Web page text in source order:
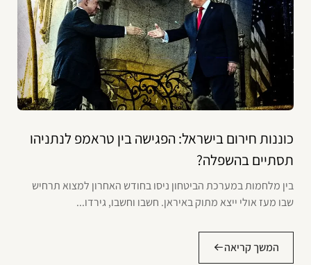
כוננות חירום בישראל: הפגישה בין טראמפ לנתניהו
תסתיים בהשפלה?
בין מלחמות במערכת הביטחון ניסו בחודש האחרון למצוא תרחיש
שבו מעז אולי ייצא מתוק באיראן. חשבו וחשבו, גירדו...
המשך קריאה